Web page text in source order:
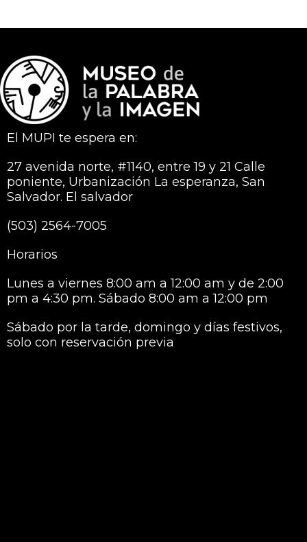
El MUPI te espera en:
27 avenida norte, #1140, entre 19 y 21 Calle
poniente, Urbanización La esperanza, San
Salvador. El salvador
(503) 2564-7005
Horarios
Lunes a viernes 8:00 am a 12:00 am y de 2:00
pm a 4:30 pm. Sábado 8:00 am a 12:00 pm
Sábado por la tarde, domingo y días festivos,
solo con reservación previa